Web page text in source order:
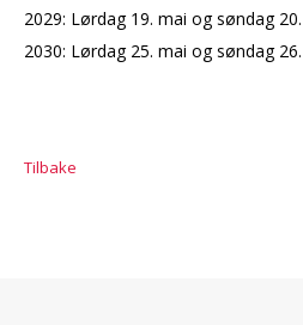
2029: Lørdag 19. mai og søndag
2030: Lørdag 25. mai og søndag
Tilbake